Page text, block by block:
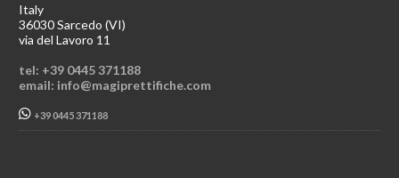
Italy
36030 Sarcedo (VI)
via del Lavoro 11
tel: +39 0445 371188
email: info@magiprettifiche.com
+39 0445 371188